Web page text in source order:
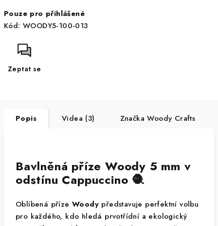
cena:
Pouze pro přihlášené
Kód: WOODY5-100-013
Zeptat se
Popis Videa (3) Značka Woody Crafts
Bavlněná příze Woody 5 mm v
odstínu Cappuccino 🧶
Oblíbená příze Woody představuje perfektní volbu
pro každého, kdo hledá prvotřídní a ekologický